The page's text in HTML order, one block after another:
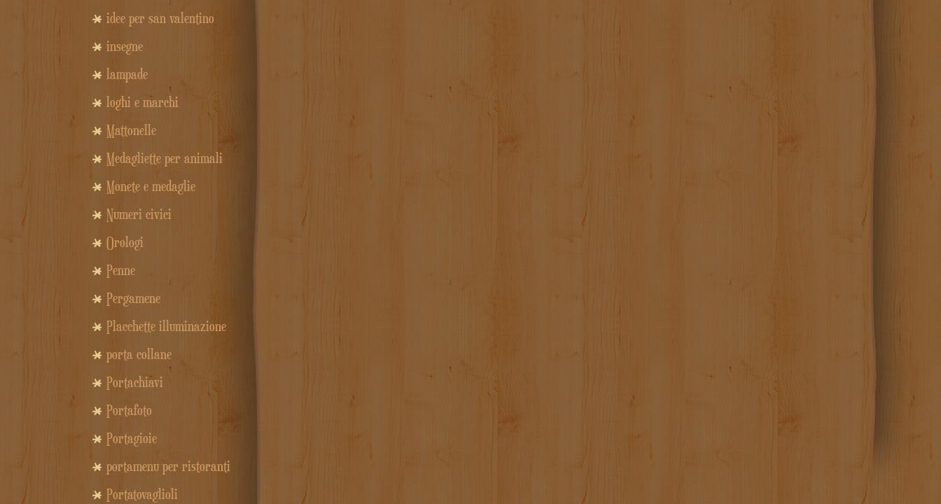
idee per san valentino
insegne
lampade
loghi e marchi
Mattonelle
Medagliette per animali
Monete e medaglie
Numeri civici
Orologi
Penne
Pergamene
Placchette illuminazione
porta collane
Portachiavi
Portafoto
Portagioie
portamenu per ristoranti
Portatovaglioli